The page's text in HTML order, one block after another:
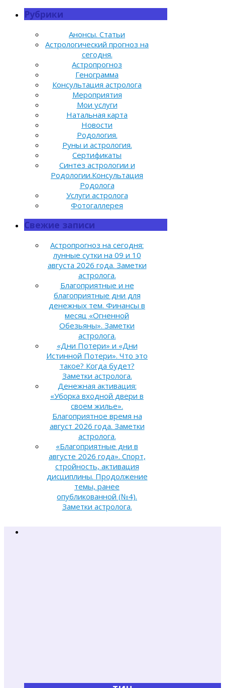
Рубрики
Анонсы. Статьи
Астрологический прогноз на
сегодня.
Астропрогноз
Генограмма
Консультация астролога
Мероприятия
Мои услуги
Натальная карта
Новости
Родология.
Руны и астрология.
Сертификаты
Синтез астрологии и
Родологии.Консультация
Родолога
Услуги астролога
Фотогаллерея
Свежие записи
Астропрогноз на сегодня:
лунные сутки на 09 и 10
августа 2026 года. Заметки
астролога.
Благоприятные и не
благоприятные дни для
денежных тем. Финансы в
месяц «Огненной
Обезьяны». Заметки
астролога.
«Дни Потери» и «Дни
Истинной Потери». Что это
такое? Когда будет?
Заметки астролога.
Денежная активация:
«Уборка входной двери в
своем жилье».
Благоприятное время на
август 2026 года. Заметки
астролога.
«Благоприятные дни в
августе 2026 года». Спорт,
стройность, активация
дисциплины. Продолжение
темы, ранее
опубликованной (№4).
Заметки астролога.